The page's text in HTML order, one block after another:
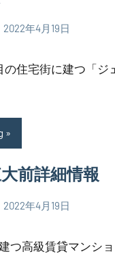
2022年4月19日
の住宅街に建つ「ジ
前詳細情報
2022年4月19日
つ高級賃貸マンシ